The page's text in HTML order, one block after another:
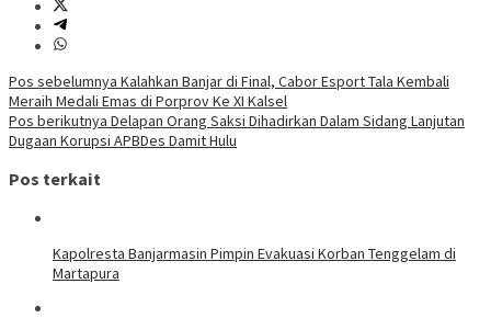
Navigasi
pos
Pos sebelumnya Kalahkan Banjar di Final, Cabor Esport Tala Kembali
Meraih Medali Emas di Porprov Ke XI Kalsel
Pos berikutnya Delapan Orang Saksi Dihadirkan Dalam Sidang Lanjutan
Dugaan Korupsi APBDes Damit Hulu
Pos terkait
Kapolresta Banjarmasin Pimpin Evakuasi Korban Tenggelam di
Martapura